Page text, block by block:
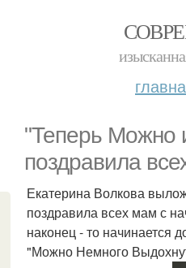
"Теперь Можно
поздравила
Екатерина Волкова
поздравила всех мам с
наконец - то начинается
"Можно Немного